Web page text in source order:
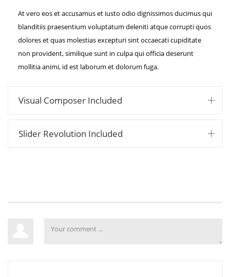
At vero eos et accusamus et iusto odio dignissimos ducimus qui
blanditiis praesentium voluptatum deleniti atque corrupti quos
dolores et quas molestias excepturi sint occaecati cupiditate
non provident, similique sunt in culpa qui officia deserunt
mollitia animi, id est laborum et dolorum fuga.
Visual Composer Included
Slider Revolution Included